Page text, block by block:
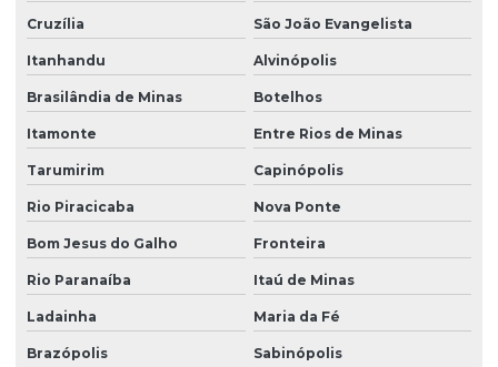
Cruzília São João Evangelista
Itanhandu Alvinópolis
Brasilândia de Minas Botelhos
Itamonte Entre Rios de Minas
Tarumirim Capinópolis
Rio Piracicaba Nova Ponte
Bom Jesus do Galho Fronteira
Rio Paranaíba Itaú de Minas
Ladainha Maria da Fé
Brazópolis Sabinópolis